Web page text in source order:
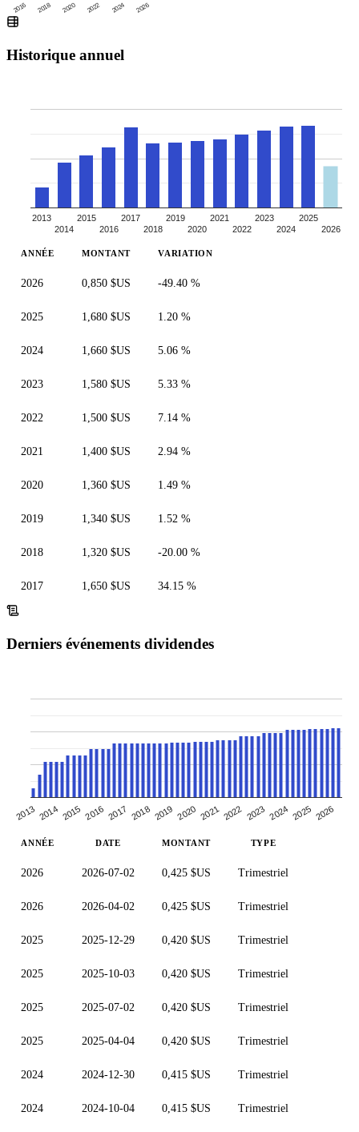
2016 2018 2020 2022 2024 2026
Historique annuel
2013
2014
2015
2016
2017
2018
2019
2020
2021
2022
2023
2024
2025
2026
ANNÉE MONTANT VARIATION
2026 0,850 $US -49.40 %
2025 1,680 $US 1.20 %
2024 1,660 $US 5.06 %
2023 1,580 $US 5.33 %
2022 1,500 $US 7.14 %
2021 1,400 $US 2.94 %
2020 1,360 $US 1.49 %
2019 1,340 $US 1.52 %
2018 1,320 $US -20.00 %
2017 1,650 $US 34.15 %
Derniers événements dividendes
2013 2014 2015 2016 2017 2018 2019 2020 2021 2022 2023 2024 2025 2026
ANNÉE DATE MONTANT TYPE
2026 2026-07-02 0,425 $US Trimestriel
2026 2026-04-02 0,425 $US Trimestriel
2025 2025-12-29 0,420 $US Trimestriel
2025 2025-10-03 0,420 $US Trimestriel
2025 2025-07-02 0,420 $US Trimestriel
2025 2025-04-04 0,420 $US Trimestriel
2024 2024-12-30 0,415 $US Trimestriel
2024 2024-10-04 0,415 $US Trimestriel